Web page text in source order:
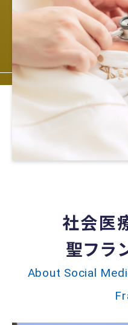
社会医
聖フラ
About Social